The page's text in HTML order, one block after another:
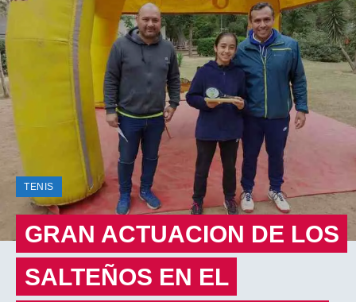
TENIS
GRAN ACTUACION DE LOS
SALTEÑOS EN EL